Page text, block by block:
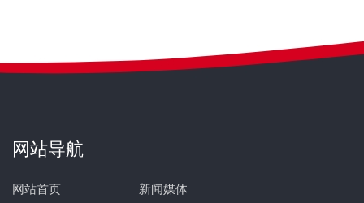
网站导航
网站首页 新闻媒体